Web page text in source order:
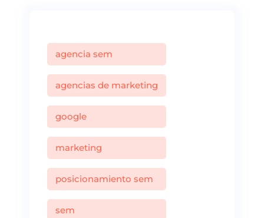
agencia sem
agencias de marketing
google
marketing
posicionamiento sem
sem